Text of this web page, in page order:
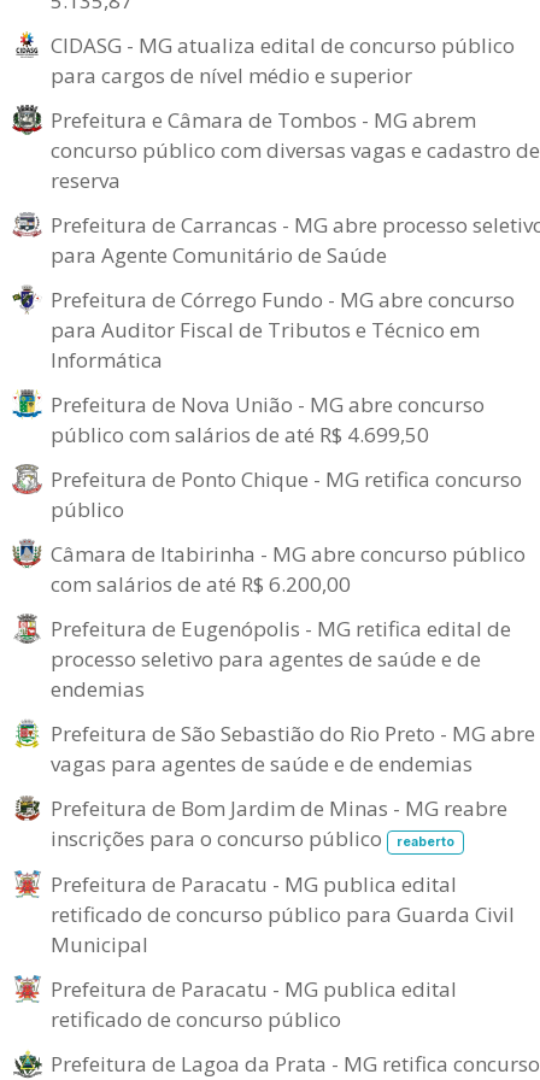
CIDASG - MG atualiza edital de concurso público
para cargos de nível médio e superior
Prefeitura e Câmara de Tombos - MG abrem
concurso público com diversas vagas e cadastro de
reserva
Prefeitura de Carrancas - MG abre processo
para Agente Comunitário de Saúde
Prefeitura de Córrego Fundo - MG abre concurso
para Auditor Fiscal de Tributos e Técnico em
Informática
Prefeitura de Nova União - MG abre concurso
público com salários de até R$ 4.699,50
Prefeitura de Ponto Chique - MG retifica concurso
público
Câmara de Itabirinha - MG abre concurso público
com salários de até R$ 6.200,00
Prefeitura de Eugenópolis - MG retifica edital de
processo seletivo para agentes de saúde e de
endemias
Prefeitura de São Sebastião do Rio Preto - MG abre
vagas para agentes de saúde e de endemias
Prefeitura de Bom Jardim de Minas - MG reabre
inscrições para o concurso público
reaberto
Prefeitura de Paracatu - MG publica edital
retificado de concurso público para Guarda Civil
Municipal
Prefeitura de Paracatu - MG publica edital
retificado de concurso público
Prefeitura de Lagoa da Prata - MG retifica concurso